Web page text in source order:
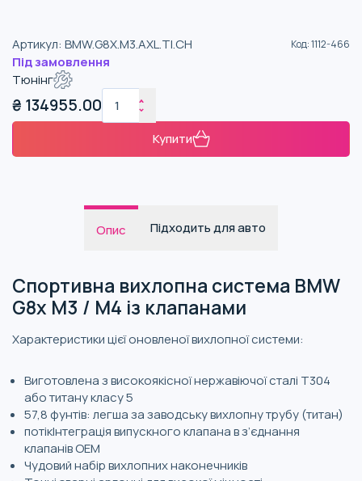
Артикул: BMW.G8X.M3.AXL.TI.CH Код:1112-466
Під замовлення
Тюнінг
₴ 134955.00
Купити
Опис Підходить для авто
Спортивна вихлопна система BMW
G8x M3 / M4 із клапанами
Характеристики цієї оновленої вихлопної системи:
Виготовлена з високоякісної нержавіючої сталі T304
або титану класу 5
57,8 фунтів: легша за заводську вихлопну трубу (титан)
потікІнтеграція випускного клапана в з’єднання
клапанів OEM
Чудовий набір вихлопних наконечників